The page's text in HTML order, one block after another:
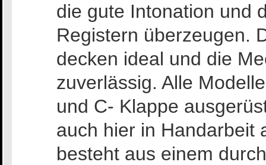
die gute Intonation und
Registern überzeugen.
decken ideal und die
zuverlässig. Alle
und C- Klappe
auch hier in Handarbeit
besteht aus einem